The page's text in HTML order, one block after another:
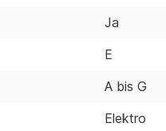
Ja
E
A bis G
Elektro